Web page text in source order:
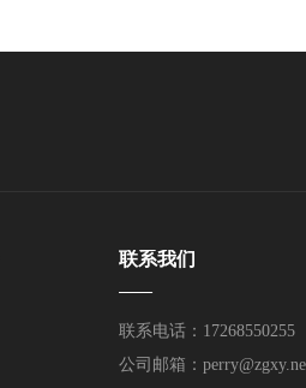
联系我们
——
联系电话：17268550255
公司邮箱：